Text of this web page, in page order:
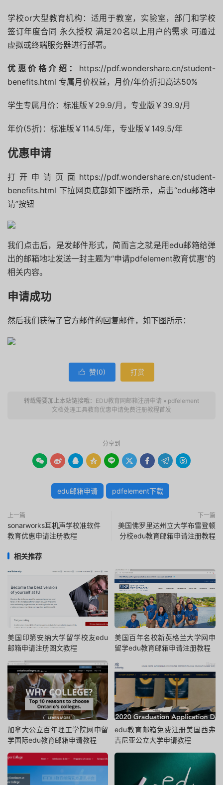
学校or大型教育机构：适用于教室，实验室，部门和学校
签订年度合同 永久授权 满足20名以上用户的需求 可通过
虚拟或终端服务器进行部署。
优惠价格介绍： https://pdf.wondershare.cn/student-
benefits.html 专属月价权益，月价/年价折扣高达50%
学生专属月价：标准版￥29.9/月，专业版￥39.9/月
年价(5折)：标准版￥114.5/年，专业版￥149.5/年
优惠申请
打开申请页面https://pdf.wondershare.cn/student-
benefits.html 下拉网页底部如下图所示，点击“edu邮箱申
请”按钮
我们点击后，是发邮件形式，简而言之就是用edu邮箱给弹
出的邮箱地址发送一封主题为“申请pdfelement教育优惠”的
相关内容。
申请成功
然后我们获得了官方邮件的回复邮件，如下图所示：
 赞(0) 打赏
转载需要加上本站链接哦： EDU教育网邮箱注册申请 » pdfelement
文档处理工具教育优惠申请免费注册教程首发
分享到
        
edu邮箱申请 pdfelement下载
上一篇
sonarworks耳机声学校准软件
教育优惠申请注册教程
下一篇
美国佛罗里达州立大学布雷登顿
分校edu教育邮箱申请注册教程
相关推荐
美国印第安纳大学留学校友edu
邮箱申请注册图文教程
美国百年名校新英格兰大学网申
留学edu教育邮箱申请注册教程
加拿大公立百年理工学院网申留
学国际edu教育邮箱申请教程
edu教育邮箱免费注册美国西弗
吉尼亚公立大学申请教程